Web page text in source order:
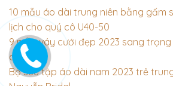
10 mẫu áo dài trung niên bằng gấm
lịch cho quý cô U40-50
9 mẫu váy cưới đẹp 2023 sang
cô dâu
Bộ sưu tập áo dài nam 2023 trẻ